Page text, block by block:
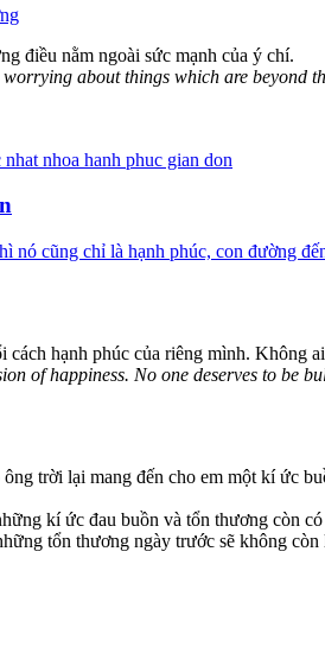
điều nằm ngoài sức mạnh của ý chí.
about things which are beyond
nó cũng chỉ là hạnh phúc, con đường
hạnh phúc của riêng mình. Không
of happiness. No one deserves to be
trời lại mang đến cho em một kí ức
kí ức đau buồn và tổn thương còn
tổn thương ngày trước sẽ không